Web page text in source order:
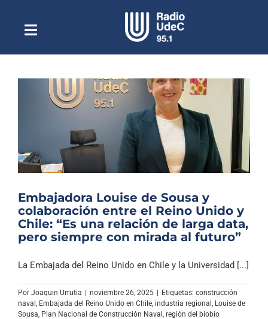
contenidoToggle
NavigationEscuchar Radio UdeC en vivo
Quiénes Somos
Programación
Podcast
Noticias
Columnas
Música Clásica
Embajadora Louise de Sousa y
colaboración entre el Reino Unido y
Chile: “Es una relación de larga data,
pero siempre con mirada al futuro”
La Embajada del Reino Unido en Chile y la Universidad [...]
Por Joaquin Urrutia | noviembre 26, 2025 | Etiquetas: construcción
naval Embajada del Reino Unido en Chile industria regional Louise de
Sousa Plan Nacional de Construcción Naval región del biobío